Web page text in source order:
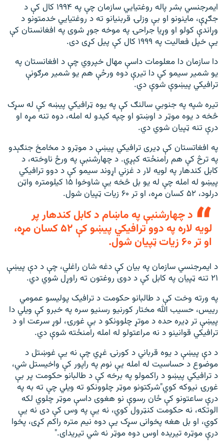
ایمرجنسي بشر پاله روغتیايي سازمان چې په ۱۹۹۴ کال کې د
جګړې، ماینونو او بې وزلۍ قربنیانو ته د روغتیايي خدمتونو د
وړاندې کولو او وړیا جراحۍ په موخه جوړ شوی په افغانستان کې
یې خپل فعالیت په ۱۹۹۹ کال کې پیل کړی دی.
دا سازمان دا معلومات داسې مهال خپروي چې د افغانستان په
یو شمیر سیمو کې دا تیرې دوه ورځې هم یو شمیر مرګونې
ترافیکي پيښوې شوې دي.
تیره شپه په جنوبي سالنګ کې په یوه ټرافیکي پیښه کې له سړک
څخه د یوه موټر د اوښتو او چپه کیدو له امله، دوه تنه مړه او
درې تنه ټپیان شوي دي.
په افغاتستان کې ډیری ترافیکي پیښې د موټرو د مخامخ جنګېدو
په ترڅ کې هم رامنځته کېږي. د چهارشنبې په ورځ ناوخته، د
کابل کندهار په لویه لار د غزني اړوند سیمو کې د دوو ترافیکي
پيښو له امله چې له یو بل څخه یې شاوخوا ۱۵ کیلومتره واټن
درلود، ۵۲ کسان مړه، او تر ۶۰ زیات ټپيان شول.
د چهارشنبې په ماښام د کابل کندهار پر
لویه لاره په دوو ترافیکي پيښو کې ۵۲ کسان مړه،
او تر ۶۰ زیات ټپيان شول.
د ایمرجنسي سازمان په بیان کې دغه شان راغلي، چې د دې پیښې
۲۱ تنه ټپیان په کابل کې د دوی روغتون ته راوړل شوي دي.
په ورته وخت کې د طالبانو حکومت د ترافیک پولیسو عمومي
رییس، حسیب الله مختار کورنیو رسنیو سره په خبرو کې ویلي دا
پيښې تر ډیره حده د موتړ چلوونکو د بې غورۍ، لوړ سرعت او د
ترافیکي قوانینو د نه مراعتولو له امله رامنځته شوې دي.
د دې پيښې د یوه قرباني د کورنۍ غړي چې نه یې غوښتل د
موضوع د حساسیت له امله یې نوم په راپور کې واخیستل شي،
د ترافیکي پيښو د راکمولو په برخه کې د طالبانو حکومت پر بې
غورۍ نیوکه کوي"شرکتونو موټر چلوونکو ته ویلي چې ته به په
درې ساعتونو کې ځان رسوې نو هغوی داسې موټر چلوي لکه
الوتکه، نه حکومت کنټرول کوي، نه یې په وس کې دی نه یې
کوي، او بل هغه پخوانی سړک یې دوه نیم متره راکم کړی، پخوا
درې موټره تیریده اوس دوه موټر نه شي تیریدای."